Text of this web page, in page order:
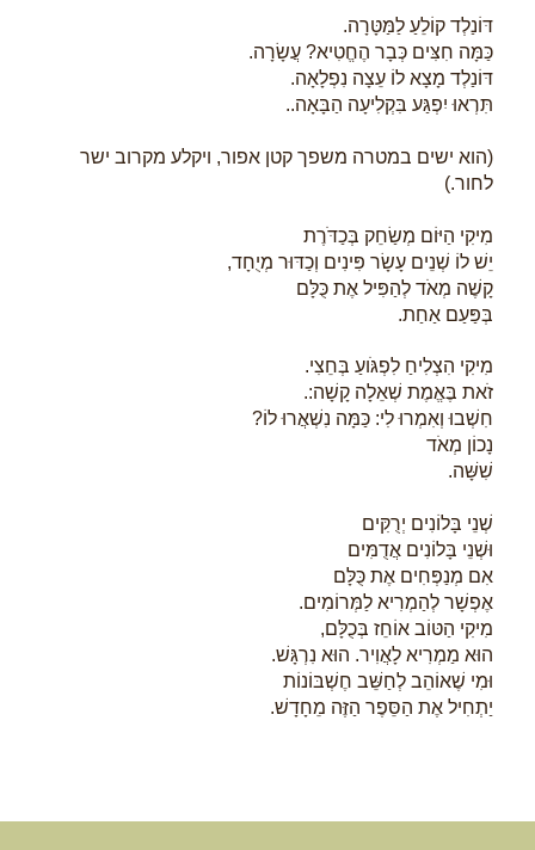
דּוֹנַלְד קוֹלֵעַ לַמַּטָּרָה.
כַּמָּה חִצִּים כְּבָר הֶחֱטִיא? עֲשָׂרָה.
דּוֹנַלְד מָצָא לוֹ עֵצָה נִפְלָאָה.
תִּרְאוּ יִפְגַּע בִּקְלִיעָה הַבָּאָה..
(הוא ישים במטרה משפך קטן אפור, ויקלע מקרוב ישר
לחור.)
מִיקִי הַיּוֹם מְשַׂחֵק בְּכַדֹּרֶת
יֵשׁ לוֹ שְׁנֵים עָשָׂר פִּינִים וְכַדּוּר מְיֻחָד,
קָשֶׁה מְאֹד לְהַפִּיל אֶת כֻּלָּם
בְּפַּעַם אַחַת.
מִיקִי הִצְלִיחַ לִפְגֹּועַ בְּחֵצִי.
זֹאת בֶּאֱמֶת שְׁאֵלָה קָשָׁה:.
חִשְׁבוּ וְאִמְרוּ לִי: כַּמָּה נִשְׁאֲרוּ לוֹ?
נָכוֹן מְאֹד
שִׁשָּׁה.
שְׁנֵי בָּלוֹנִים יְרֻקִּים
וּשְׁנֵי בָּלוֹנִים אֲדֻמִּים
אִם מְנַפְּחִים אֶת כֻּלָּם
אֶפְשָׁר לְהַמְרִיא לַמְּרוֹמִים.
מִיקִי הַטּוֹב אוֹחֵז בְּכֻלָּם,
הוּא מַמְרִיא לָאֲוִיר. הוּא נִרְגָּשׁ.
וּמִי שֶׁאוֹהֵב לְחַשֵּׁב חֶשְׁבּוֹנוֹת
יַתְחִיל אֶת הַסֵּפֶר הַזֶּה מֵחָדָשׁ.